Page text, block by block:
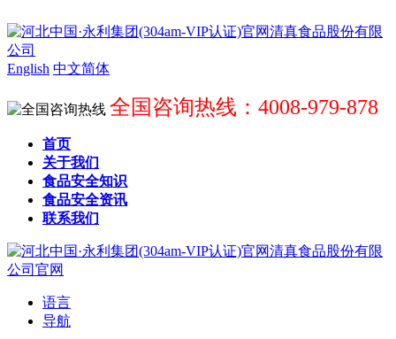
English 中文简体
全国咨询热线：4008-979-878
首页
关于我们
食品安全知识
食品安全资讯
联系我们
语言
导航